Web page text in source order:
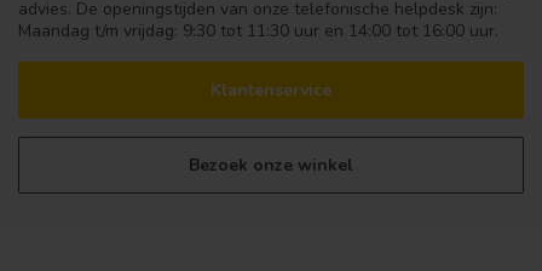
advies. De openingstijden van onze telefonische helpdesk zijn:
Maandag t/m vrijdag: 9:30 tot 11:30 uur en 14:00 tot 16:00 uur.
Klantenservice
Bezoek onze winkel